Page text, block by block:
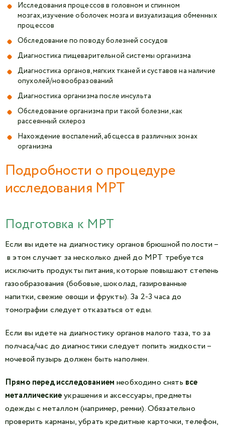
Исследования процессов в головном и спинном
мозгах, изучение оболочек мозга и визуализация обменных
процессов
Обследование по поводу болезней сосудов
Диагностика пищеварительной системы организма
Диагностика органов, мягких тканей и суставов на наличие
опухолей/новообразований
Диагностика организма после инсульта
Обследование организма при такой болезни, как
рассеянный склероз
Нахождение воспалений, абсцесса в различных зонах
организма
Подробности о процедуре
исследования МРТ
Подготовка к МРТ
Если вы идете на диагностику органов брюшной полости –
в этом случает за несколько дней до МРТ требуется
исключить продукты питания, которые повышают степень
газообразования (бобовые, шоколад, газированные
напитки, свежие овощи и фрукты). За 2-3 часа до
томографии следует отказаться от еды.
Если вы идете на диагностику органов малого таза, то за
полчаса/час до диагностики следует попить жидкости –
мочевой пузырь должен быть наполнен.
Прямо перед исследованием необходимо снять все
металлическиеукрашения и аксессуары, предметы
одежды с металлом (например, ремни). Обязательно
проверить карманы, убрать кредитные карточки, телефон,